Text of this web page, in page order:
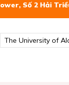
Số 2 Hải
The University of